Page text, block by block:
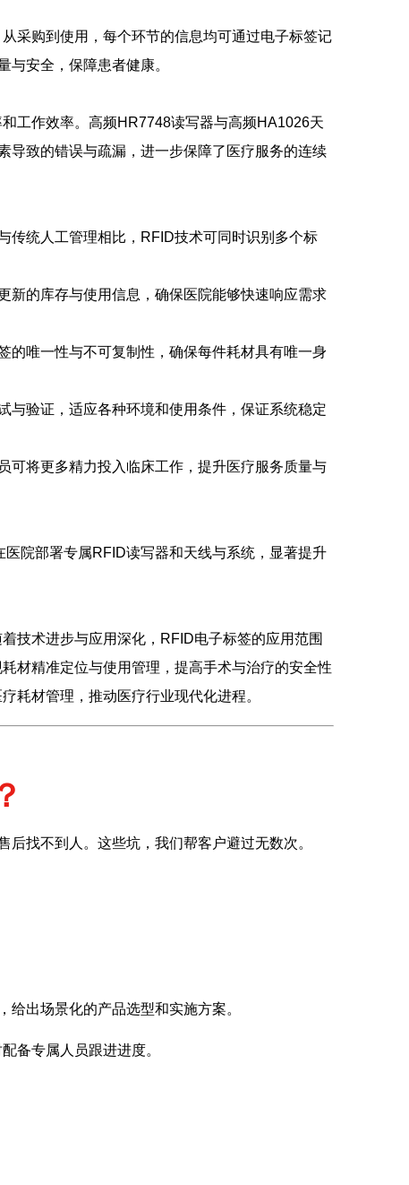
采购到使用，每个环节的信息均可通过电子标签记
安全，保障患者健康。
工作效率。高频HR7748读写器与高频HA1026天
导致的错误与疏漏，进一步保障了医疗服务的连续
传统人工管理相比，RFID技术可同时识别多个标
新的库存与使用信息，确保医院能够快速响应需求
的唯一性与不可复制性，确保每件耗材具有唯一身
与验证，适应各种环境和使用条件，保证系统稳定
可将更多精力投入临床工作，提升医疗服务质量与
院部署专属RFID读写器和天线与系统，显著提升
技术进步与应用深化，RFID电子标签的应用范围
材精准定位与使用管理，提高手术与治疗的安全性
耗材管理，推动医疗行业现代化进程。
后找不到人。这些坑，我们帮客户避过无数次。
给出场景化的产品选型和实施方案。
备专属人员跟进进度。